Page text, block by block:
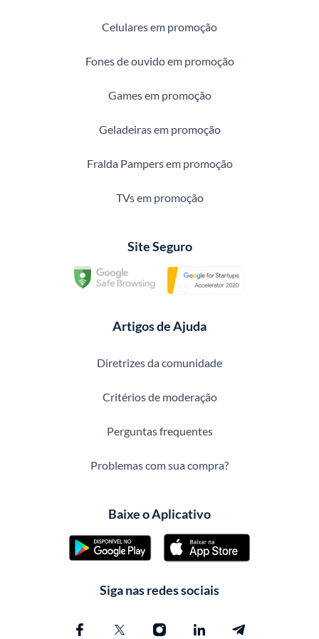
Celulares em promoção
Fones de ouvido em promoção
Games em promoção
Geladeiras em promoção
Fralda Pampers em promoção
TVs em promoção
Site Seguro
Artigos de Ajuda
Diretrizes da comunidade
Critérios de moderação
Perguntas frequentes
Problemas com sua compra?
Baixe o Aplicativo
Siga nas redes sociais